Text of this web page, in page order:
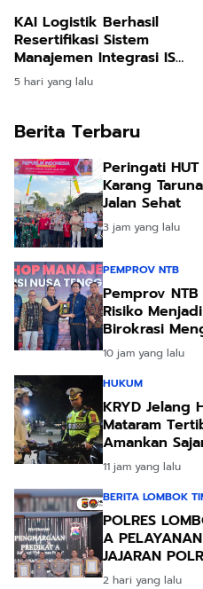
KAI Logistik Berhasil
Resertifikasi Sistem
Manajemen Integrasi ISO,
Perkuat Tata Kelola
Berkelanjutan
5 hari yang lalu
Berita Terbaru
Peringati
Karang
Jalan Sehat
3 jam yang lalu
PEMPROV NTB
Pemprov
Risiko
Birokrasi
10 jam yang lalu
HUKUM
KRYD Jelang
Mataram
Amankan
11 jam yang lalu
BERITA LOMBOK
POLRES
A
JAJARAN
2 hari yang lalu